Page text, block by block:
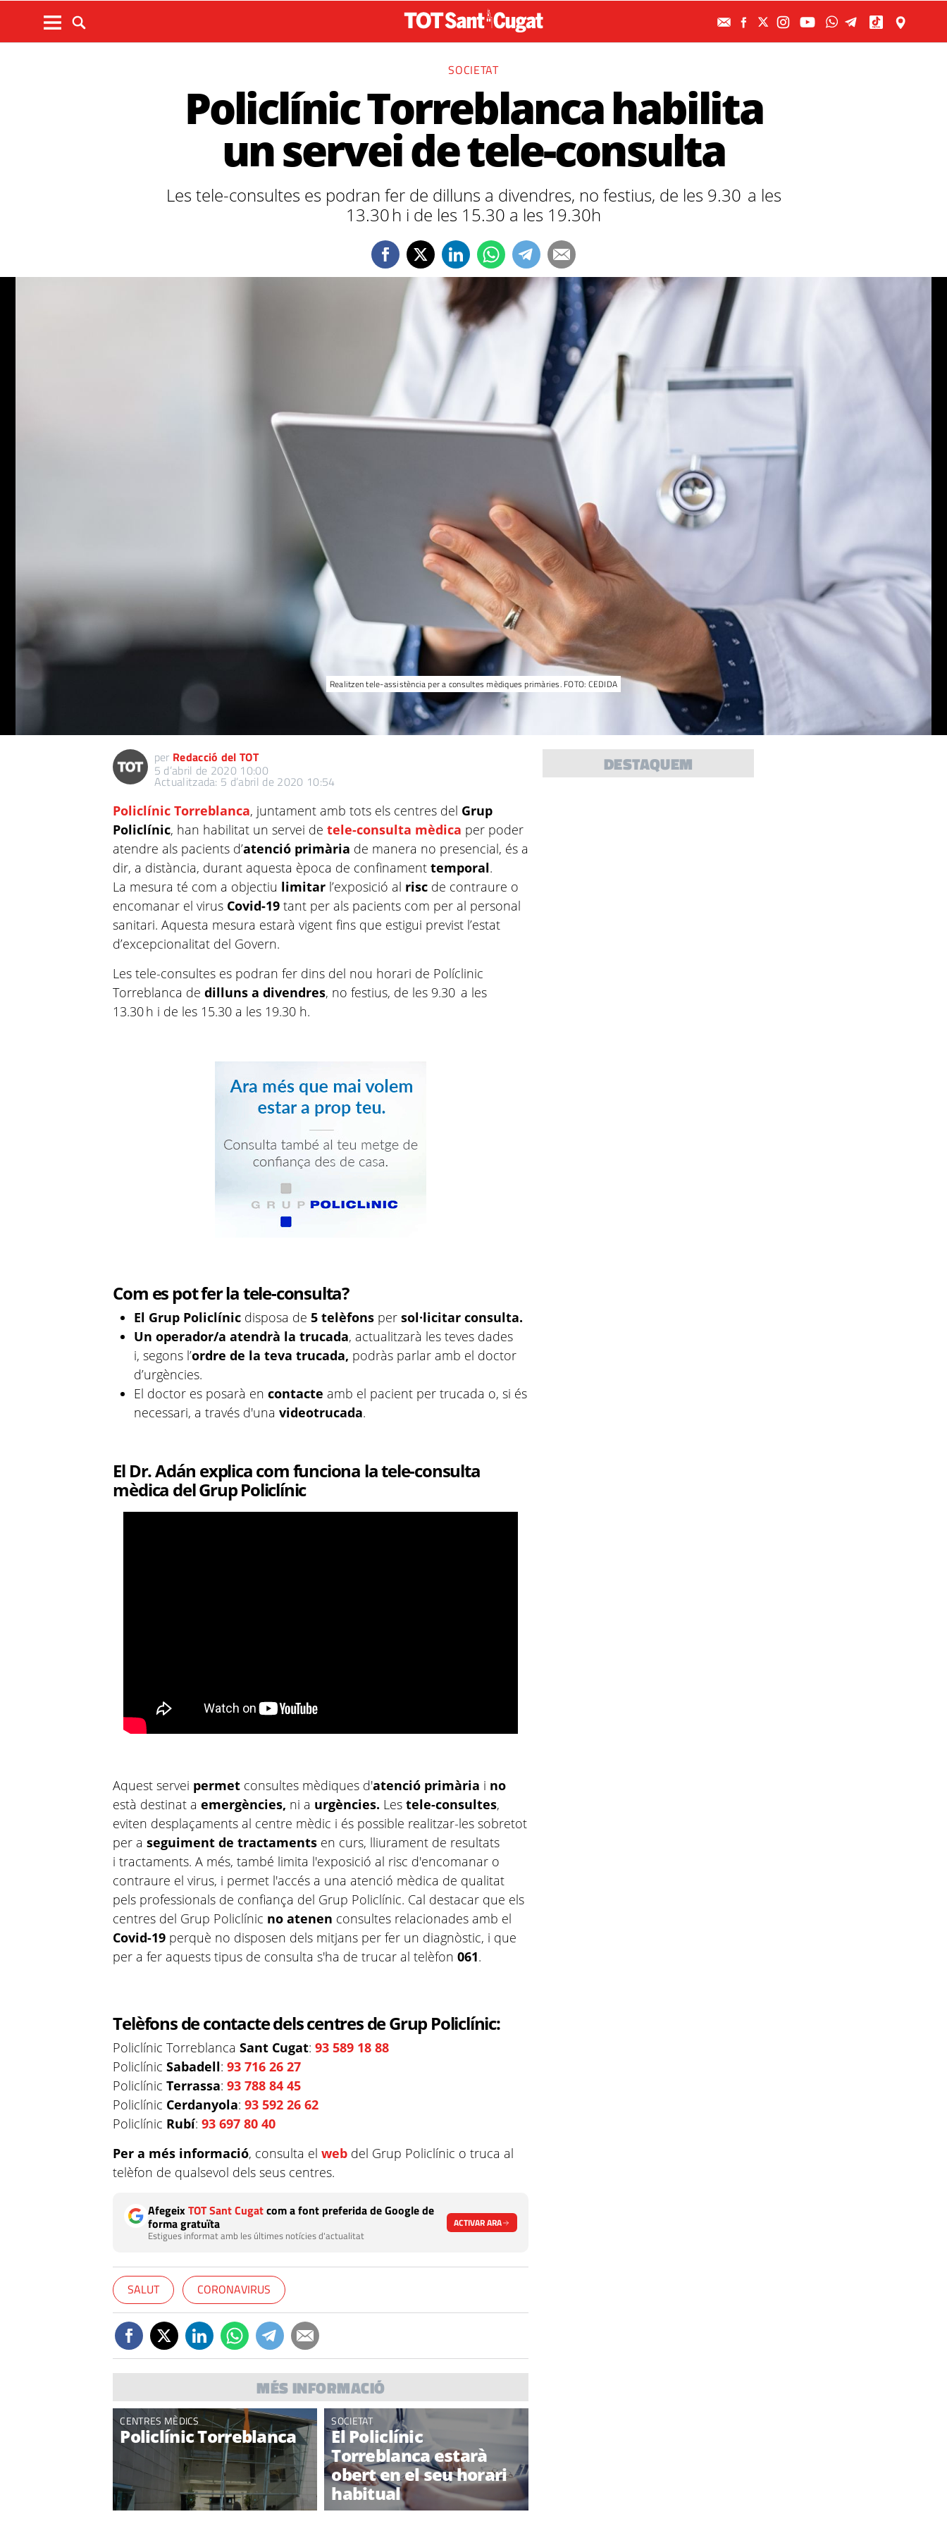
SOCIETAT
Policlínic Torreblanca habilita
un servei de tele-consulta
Les tele-consultes es podran fer de dilluns a divendres, no festius, de les 9.30 a les
13.30 h i de les 15.30 a les 19.30h
Realitzen tele-assistència per a consultes mèdiques primàries. FOTO: CEDIDA
per Redacció del TOT
5 d’abril de 2020 10:00
Actualitzada: 5 d’abril de 2020 10:54
Policlínic Torreblanca, juntament amb tots els centres del Grup
Policlínic, han habilitat un servei detele-consulta mèdica per poder
atendre als pacients d’atenció primària de manera no presencial, és a
dir, a distància, durant aquesta època de confinamenttemporal.
La mesura té com a objectiu limitar l’exposició al risc de contraure o
encomanar el virus Covid-19 tant per als pacients com per al personal
sanitari. Aquesta mesura estarà vigent fins que estigui previst l’estat
d’excepcionalitat del Govern.
Les tele-consultes es podran fer dins del nou horari de Políclinic
Torreblanca dedilluns a divendres, no festius, de les 9.30 a les
13.30 h i de les 15.30 a les 19.30 h.
Com es pot fer la tele-consulta?
El Grup Policlínic disposa de 5 telèfonsper sol·licitar consulta.
Un operador/a atendrà la trucada, actualitzarà les teves dades
i, segons l’ordre de la teva trucada, podràs parlar amb el doctor
d’urgències.
El doctor es posarà en contacte amb el pacient per trucada o, si és
necessari, a través d'una videotrucada.
El Dr. Adán explica com funciona la tele-consulta
mèdica del Grup Policlínic
Aquest servei permet consultes mèdiques d'atenció primària i no
està destinat aemergències, ni a urgències. Lestele-consultes,
eviten desplaçaments al centre mèdic i és possible realitzar-les sobretot
per aseguiment de tractaments en curs, lliurament de resultats
i tractaments. A més, també limita l'exposició al risc d'encomanar o
contraure el virus, i permet l'accés a una atenció mèdica de qualitat
pels professionals de confiança del Grup Policlínic. Cal destacar que els
centres del Grup Policlínic no atenen consultes relacionades amb el
Covid-19 perquè no disposen dels mitjans per fer un diagnòstic, i que
per a fer aquests tipus de consulta s'ha de trucar al telèfon061.
Telèfons de contacte dels centres de Grup Policlínic:
Policlínic TorreblancaSant Cugat:93 589 18 88
PoliclínicSabadell:93 716 26 27
PoliclínicTerrassa:93 788 84 45
Policlínic Cerdanyola:93 592 26 62
Policlínic Rubí:93 697 80 40
Per a més informació, consulta elweb del Grup Policlínic o truca al
telèfon de qualsevol dels seus centres.
AfegeixTOT Sant Cugatcom a font preferida de Google de
forma gratuïta
Estigues informat amb les últimes notícies d'actualitat
ACTIVAR ARA
SALUT CORONAVIRUS
MÉS INFORMACIÓ
CENTRES MÈDICS
Policlínic Torreblanca
SOCIETAT
El Policlínic
Torreblanca estarà
obert en el seu horari
habitual
DESTAQUEM